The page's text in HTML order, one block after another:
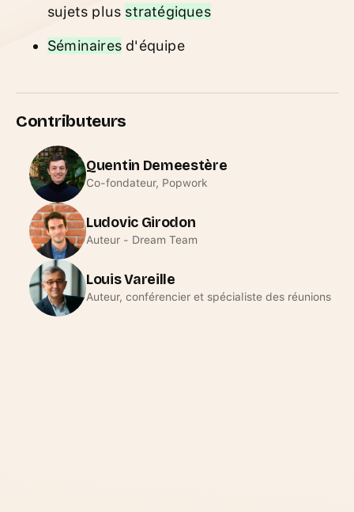
sujets plus stratégiques
Séminaires d'équipe
Contributeurs
Quentin Demeestère
Co-fondateur, Popwork
Ludovic Girodon
Auteur - Dream Team
Louis Vareille
Auteur, conférencier et spécialiste des réunions